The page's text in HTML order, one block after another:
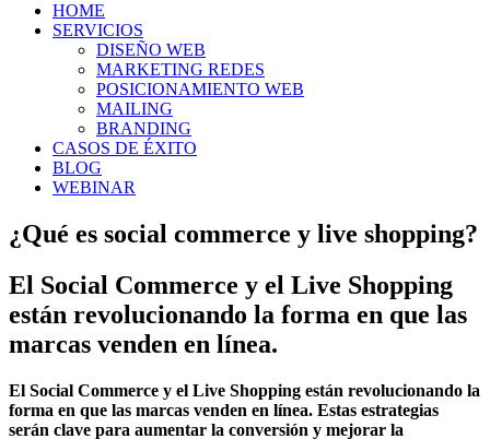
HOME
SERVICIOS
DISEÑO WEB
MARKETING REDES
POSICIONAMIENTO WEB
MAILING
BRANDING
CASOS DE ÉXITO
BLOG
WEBINAR
¿Qué es social commerce y live shopping?
El Social Commerce y el Live Shopping
están revolucionando la forma en que las
marcas venden en línea.
El Social Commerce y el Live Shopping están revolucionando la
forma en que las marcas venden en línea. Estas estrategias
serán clave para aumentar la conversión y mejorar la